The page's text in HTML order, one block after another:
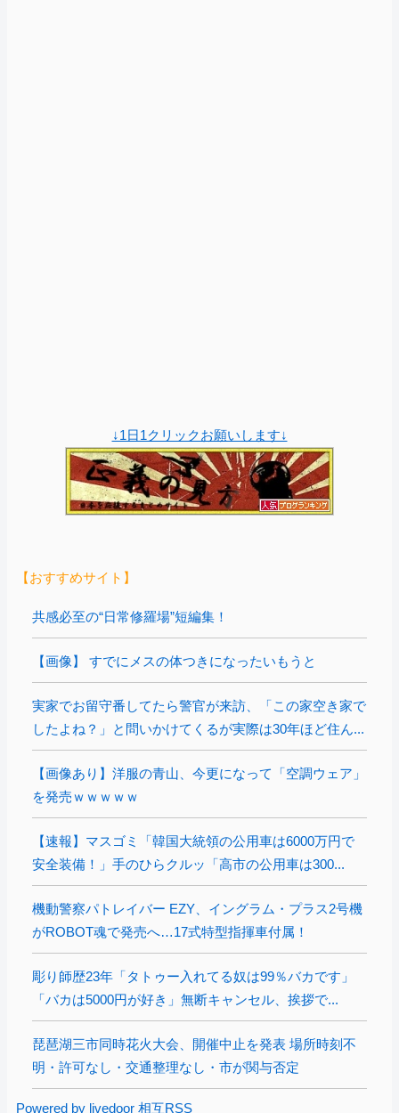
↓1日1クリックお願いします↓
【おすすめサイト】
共感必至の“日常修羅場”短編集！
【画像】 すでにメスの体つきになったいもうと
実家でお留守番してたら警官が来訪、「この家空き家で
したよね？」と問いかけてくるが実際は30年ほど住ん...
【画像あり】洋服の青山、今更になって「空調ウェア」
を発売ｗｗｗｗｗ
【速報】マスゴミ「韓国大統領の公用車は6000万円で
安全装備！」手のひらクルッ「高市の公用車は300...
機動警察パトレイバー EZY、イングラム・プラス2号機
がROBOT魂で発売へ…17式特型指揮車付属！
彫り師歴23年「タトゥー入れてる奴は99％バカです」
「バカは5000円が好き」無断キャンセル、挨拶で...
琵琶湖三市同時花火大会、開催中止を発表 場所時刻不
明・許可なし・交通整理なし・市が関与否定
Powered by livedoor 相互RSS